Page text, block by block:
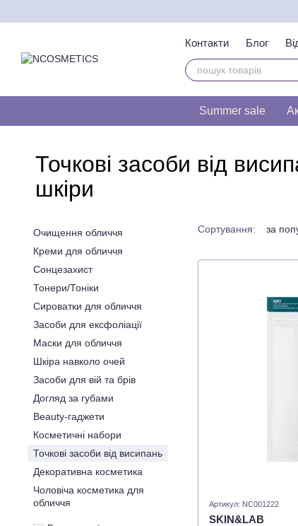
Контакти Блог
Тест на
Summer sale
Точкові засоби від
шкіри
Сортування: за
Артикул: NC001222
SKIN&LAB
Очищення обличчя
Креми для обличчя
Сонцезахист
Тонери/Тоніки
Сироватки для обличчя
Засоби для ексфоліації
Маски для обличчя
Шкіра навколо очей
Засоби для вій та брів
Догляд за губами
Beauty-гаджети
Косметичні набори
Точкові засоби від висипань
Декоративна косметика
Чоловіча косметика для
обличчя